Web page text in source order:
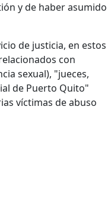
y de haber asumido
de justicia, en estos
con
sexual), "jueces,
de Puerto Quito"
víctimas de abuso